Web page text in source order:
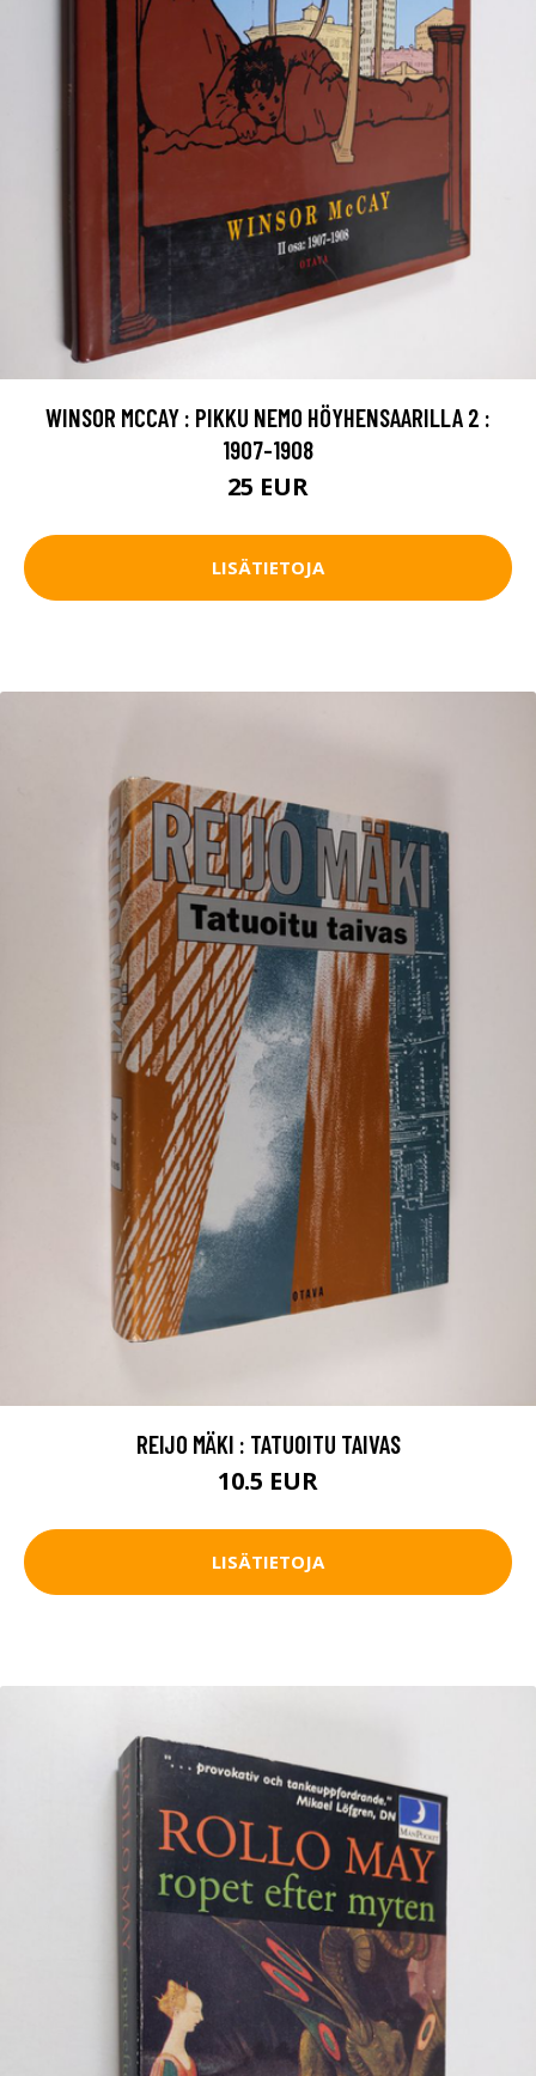
WINSOR MCCAY : PIKKU NEMO HÖYHENSAARILLA 2 :
1907-1908
25 EUR
LISÄTIETOJA
REIJO MÄKI : TATUOITU TAIVAS
10.5 EUR
LISÄTIETOJA